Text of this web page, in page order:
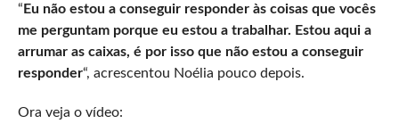
“ Eu não estou a conseguir responder às coisas que vocês
me perguntam porque eu estou a trabalhar. Estou aqui a
arrumar as caixas, é por isso que não estou a conseguir
responder“, acrescentou Noélia pouco depois.
Ora veja o vídeo: